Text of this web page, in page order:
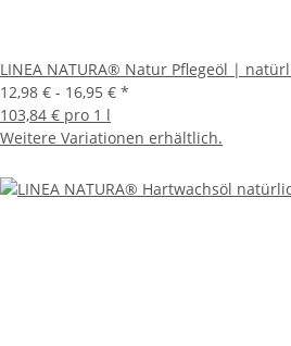
LINEA NATURA® Natur Pflegeöl |
12,98 € - 16,95 € *
103,84 € pro 1 l
Weitere Variationen erhältlich.